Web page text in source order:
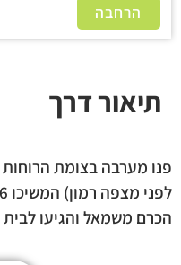
הרחבה
תיאור דרך
הכרם משמאל והגיעו